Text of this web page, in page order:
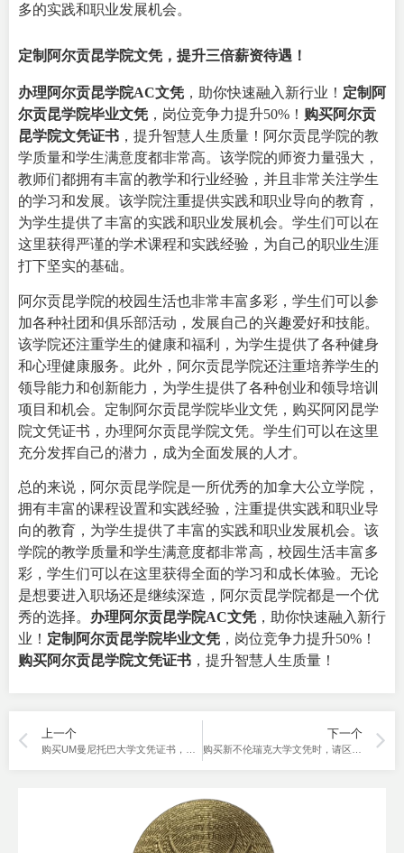
多的实践和职业发展机会。
定制阿尔贡昆学院文凭，提升三倍薪资待遇！
办理阿尔贡昆学院AC文凭 ，助你快速融入新行业！ 定制阿
尔贡昆学院毕业文凭 ，岗位竞争力提升50%！ 购买阿尔贡
昆学院文凭证书 ，提升智慧人生质量！阿尔贡昆学院的教
学质量和学生满意度都非常高。该学院的师资力量强大，
教师们都拥有丰富的教学和行业经验，并且非常关注学生
的学习和发展。该学院注重提供实践和职业导向的教育，
为学生提供了丰富的实践和职业发展机会。学生们可以在
这里获得严谨的学术课程和实践经验，为自己的职业生涯
打下坚实的基础。
阿尔贡昆学院的校园生活也非常丰富多彩，学生们可以参
加各种社团和俱乐部活动，发展自己的兴趣爱好和技能。
该学院还注重学生的健康和福利，为学生提供了各种健身
和心理健康服务。此外，阿尔贡昆学院还注重培养学生的
领导能力和创新能力，为学生提供了各种创业和领导培训
项目和机会。定制阿尔贡昆学院毕业文凭，购买阿冈昆学
院文凭证书，办理阿尔贡昆学院文凭。学生们可以在这里
充分发挥自己的潜力，成为全面发展的人才。
总的来说，阿尔贡昆学院是一所优秀的加拿大公立学院，
拥有丰富的课程设置和实践经验，注重提供实践和职业导
向的教育，为学生提供了丰富的实践和职业发展机会。该
学院的教学质量和学生满意度都非常高，校园生活丰富多
彩，学生们可以在这里获得全面的学习和成长体验。无论
是想要进入职场还是继续深造，阿尔贡昆学院都是一个优
秀的选择。 办理阿尔贡昆学院AC文凭 ，助你快速融入新行
业！ 定制阿尔贡昆学院毕业文凭 ，岗位竞争力提升50%！
购买阿尔贡昆学院文凭证书 ，提升智慧人生质量！
上一个 下一个